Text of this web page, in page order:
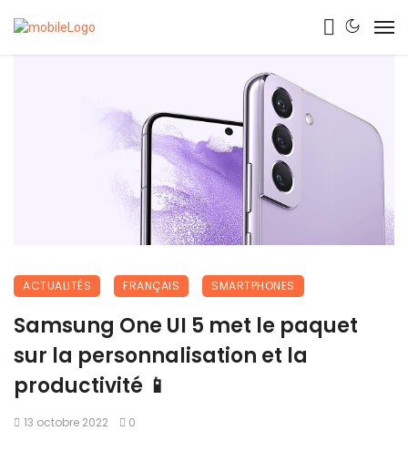
ACTUALITÉS FRANÇAIS SMARTPHONES
Samsung One UI 5 met le paquet
sur la personnalisation et la
productivité 📱
13 octobre 2022 0